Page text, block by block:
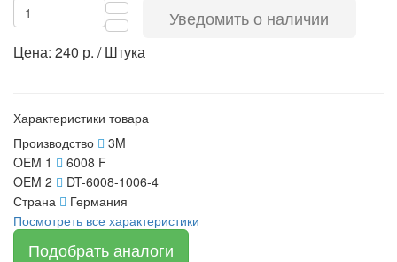
Уведомить о наличии
Цена: 240 р. / Штука
Характеристики товара
Производство
3M
OEM 1
6008 F
OEM 2
DT-6008-1006-4
Страна
Германия
Посмотреть все характеристики
Подобрать аналоги